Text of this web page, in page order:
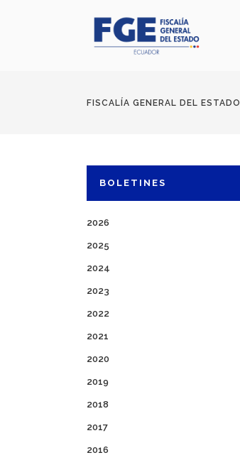
FISCALÍA GENERAL DEL ESTADO
BOLETINES
2026
2025
2024
2023
2022
2021
2020
2019
2018
2017
2016